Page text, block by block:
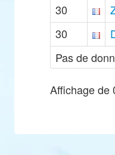
30
30
Pas de
Affichage de